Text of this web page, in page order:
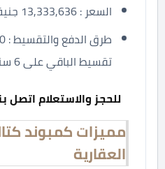
السعر : 13,333,636 جنية.
تقسيط الباقي على 6 سنوات.
للحجز والاستعلام اتصل
مميزات كمبوند
العقارية